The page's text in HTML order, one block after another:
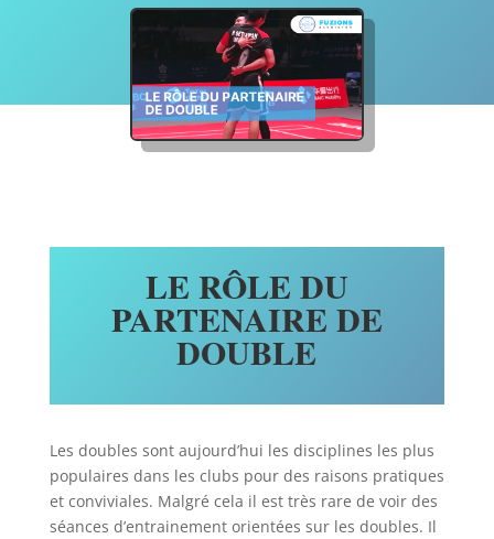
LE RÔLE DU
PARTENAIRE DE
DOUBLE
Les doubles sont aujourd’hui les disciplines les plus
populaires dans les clubs pour des raisons pratiques
et conviviales. Malgré cela il est très rare de voir des
séances d’entrainement orientées sur les doubles. Il